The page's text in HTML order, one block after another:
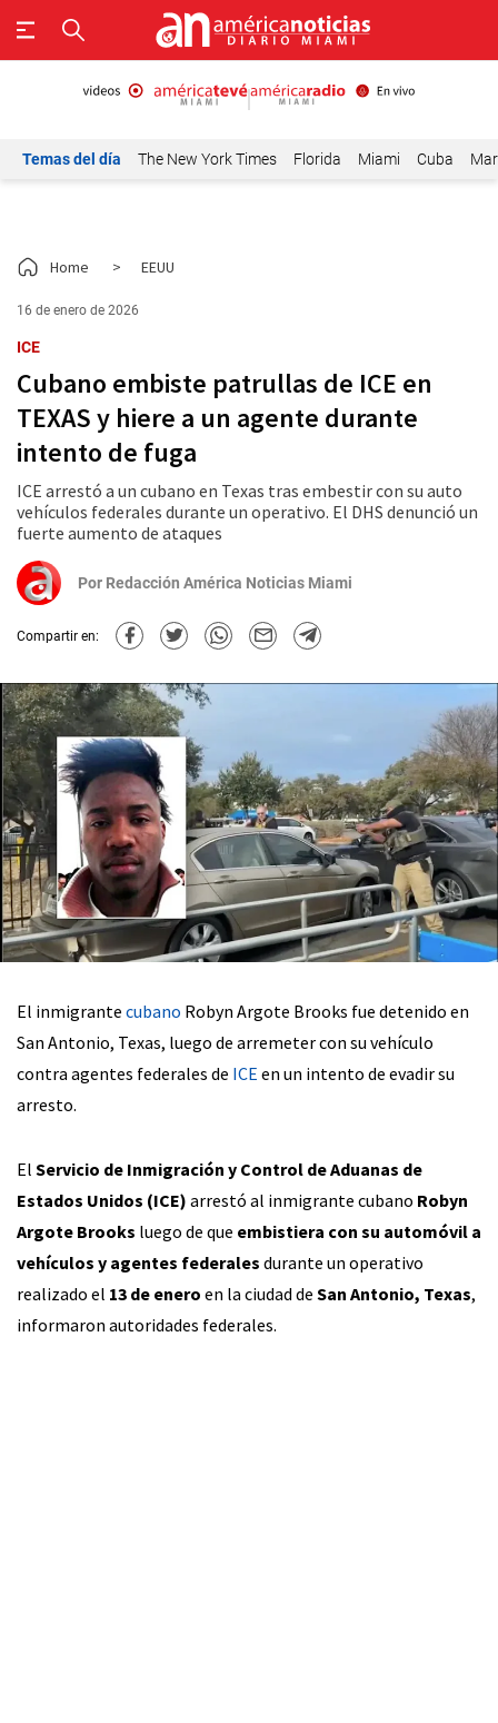
Temas del día The New York Times Florida Miami Cuba
Home > EEUU
16 de enero de 2026
ICE
Cubano embiste patrullas de ICE en
TEXAS y hiere a un agente durante
intento de fuga
ICE arrestó a un cubano en Texas tras embestir con su auto
vehículos federales durante un operativo. El DHS denunció un
fuerte aumento de ataques
Por Redacción América Noticias Miami
Compartir en:
El inmigrante cubano Robyn Argote Brooks fue detenido en
San Antonio, Texas, luego de arremeter con su vehículo
contra agentes federales de ICE en un intento de evadir su
arresto.
El Servicio de Inmigración y Control de Aduanas de
Estados Unidos (ICE) arrestó al inmigrante cubano Robyn
Argote Brooks luego de que embistiera con su automóvil a
vehículos y agentes federales durante un operativo
realizado el 13 de enero en la ciudad de San Antonio, Texas,
informaron autoridades federales.